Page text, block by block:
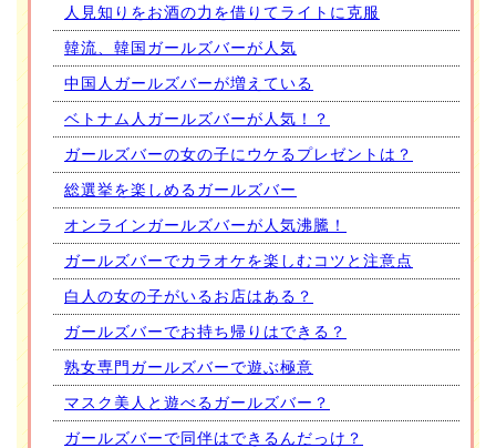
人見知りをお酒の力を借りてライトに克服
韓流、韓国ガールズバーが人気
中国人ガールズバーが増えている
ベトナム人ガールズバーが人気！？
ガールズバーの女の子にウケるプレゼントは？
総選挙を楽しめるガールズバー
オンラインガールズバーが人気沸騰！
ガールズバーでカラオケを楽しむコツと注意点
白人の女の子がいるお店はある？
ガールズバーでお持ち帰りはできる？
熟女専門ガールズバーで遊ぶ極意
マスク美人と遊べるガールズバー？
ガールズバーで同伴はできるんだっけ？